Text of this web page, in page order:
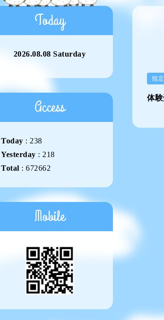
指
体
Today
2026.08.08 Saturday
Access
Today : 238
Yesterday : 218
Total : 672662
Mobile